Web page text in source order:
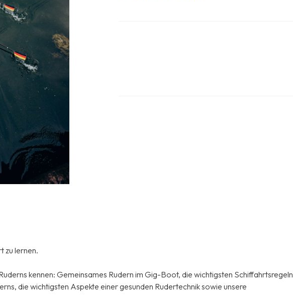
zu lernen.
kennen: Gemeinsames Rudern im Gig-Boot, die wichtigsten Schiffahrtsregeln
die wichtigsten Aspekte einer gesunden Rudertechnik sowie unsere